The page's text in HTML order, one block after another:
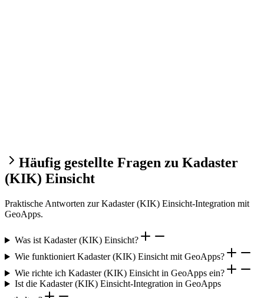
Häufig gestellte Fragen zu Kadaster
(KIK) Einsicht
Praktische Antworten zur Kadaster (KIK) Einsicht-Integration mit
GeoApps.
Was ist Kadaster (KIK) Einsicht?
Wie funktioniert Kadaster (KIK) Einsicht mit GeoApps?
Wie richte ich Kadaster (KIK) Einsicht in GeoApps ein?
Ist die Kadaster (KIK) Einsicht-Integration in GeoApps